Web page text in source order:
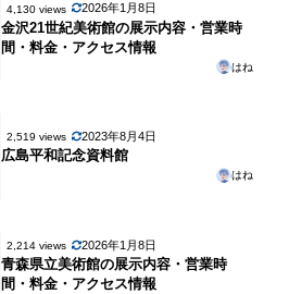
4,130 views 2026年1月8日
金沢21世紀美術館の展示内容・営業時
間・料金・アクセス情報
はね
2,519 views 2023年8月4日
広島平和記念資料館
はね
2,214 views 2026年1月8日
青森県立美術館の展示内容・営業時
間・料金・アクセス情報